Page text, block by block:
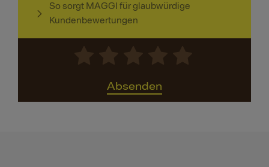
So sorgt MAGGI für glaubwürdige
Kundenbewertungen
Absenden